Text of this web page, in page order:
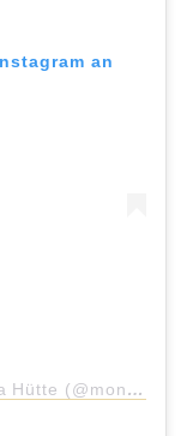
an
Ein Beitrag geteilt von Monte Rosa Hütte (@monterosahut)